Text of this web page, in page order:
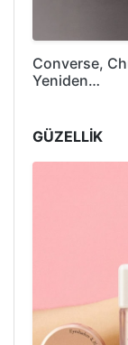
Converse,
Yeniden…
GÜZELLİK